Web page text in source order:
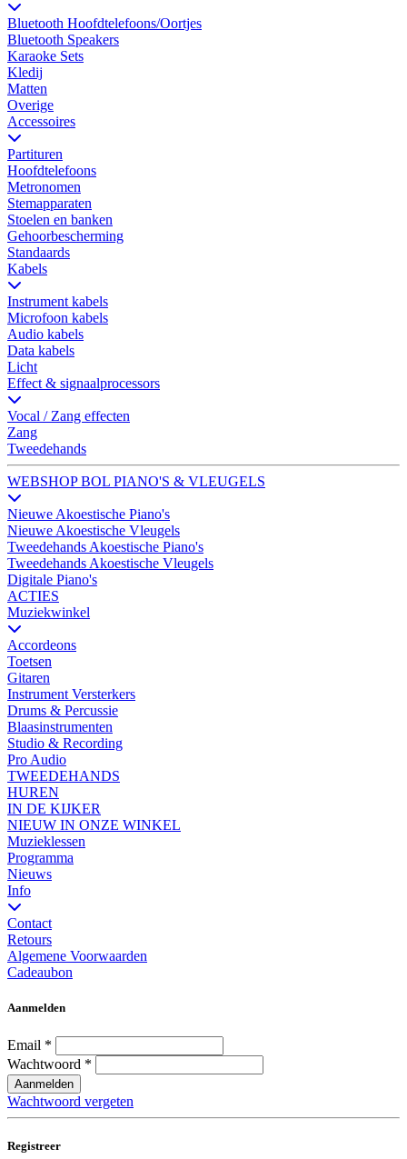
Bluetooth Hoofdtelefoons/Oortjes
Bluetooth Speakers
Karaoke Sets
Kledij
Matten
Overige
Accessoires
Partituren
Hoofdtelefoons
Metronomen
Stemapparaten
Stoelen en banken
Gehoorbescherming
Standaards
Kabels
Instrument kabels
Microfoon kabels
Audio kabels
Data kabels
Licht
Effect & signaalprocessors
Vocal / Zang effecten
Zang
Tweedehands
WEBSHOP BOL PIANO'S & VLEUGELS
Nieuwe Akoestische Piano's
Nieuwe Akoestische Vleugels
Tweedehands Akoestische Piano's
Tweedehands Akoestische Vleugels
Digitale Piano's
ACTIES
Muziekwinkel
Accordeons
Toetsen
Gitaren
Instrument Versterkers
Drums & Percussie
Blaasinstrumenten
Studio & Recording
Pro Audio
TWEEDEHANDS
HUREN
IN DE KIJKER
NIEUW IN ONZE WINKEL
Muzieklessen
Programma
Nieuws
Info
Contact
Retours
Algemene Voorwaarden
Cadeaubon
Aanmelden
Email *
Wachtwoord *
Aanmelden
Wachtwoord vergeten
Registreer